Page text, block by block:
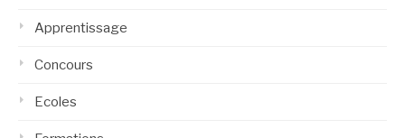
Apprentissage
Concours
Ecoles